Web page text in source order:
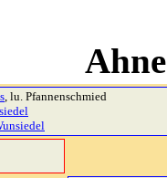
, lu. Pfannenschmied